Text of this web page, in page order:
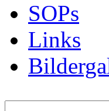
SOPs
Links